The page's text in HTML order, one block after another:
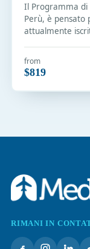
Il Programma di
Perù, è pensato
attualmente
from
$819
RIMANI IN